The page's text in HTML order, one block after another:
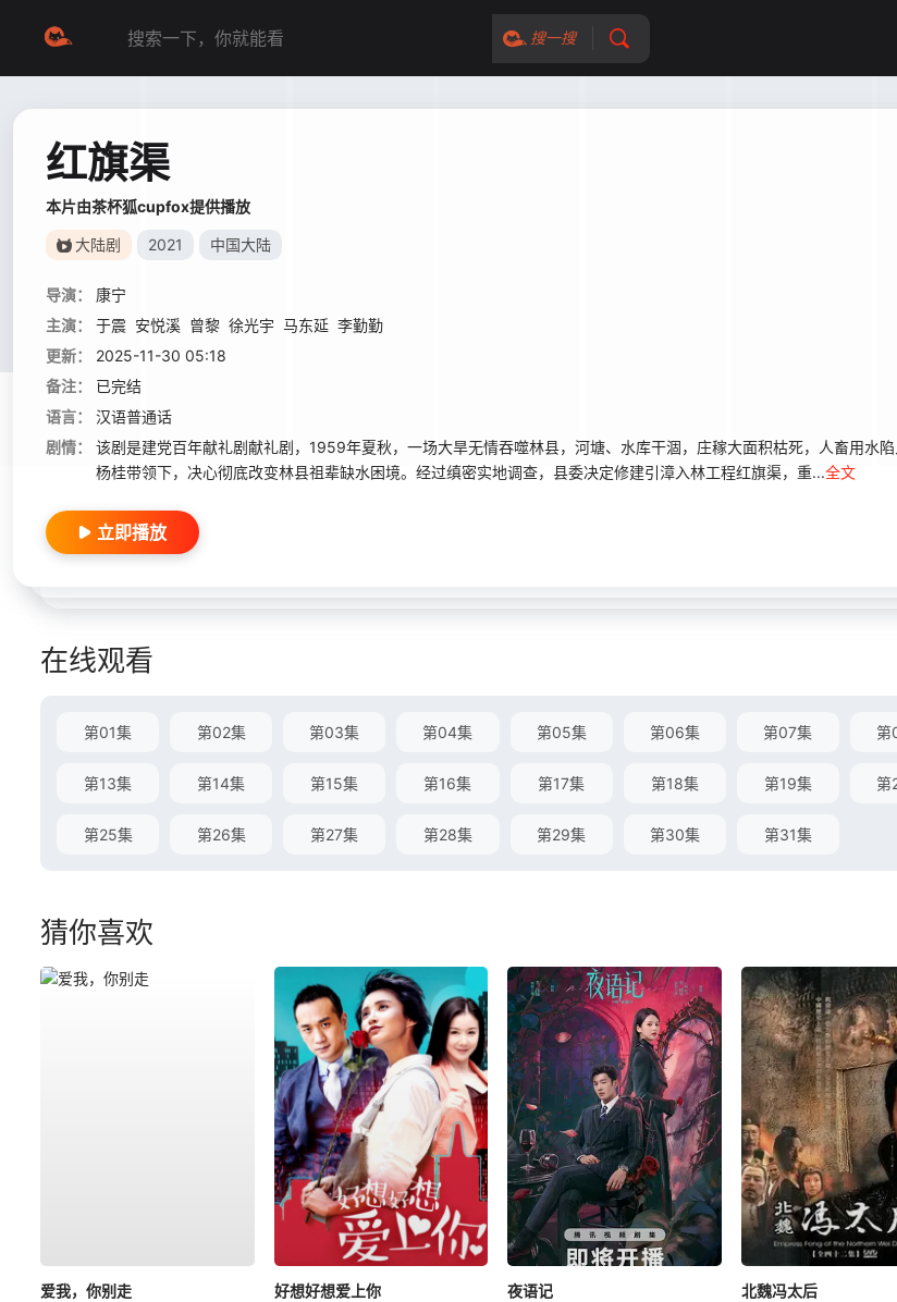
搜一搜
红旗渠
本片由茶杯狐cupfox提供播放
大陆剧 2021 中国大陆
导演：
康宁
主演：
于震 安悦溪 曾黎 徐光宇 马东延 李勤勤
更新：
2025-11-30 05:18
备注：
已完结
语言：
汉语普通话
剧情：
该剧是建党百年献礼剧献礼剧，1959年夏秋，一场大旱无情吞噬林县，河塘、水库干涸，庄稼大面积枯死，人畜用水
杨桂带领下，决心彻底改变林县祖辈缺水困境。经过缜密实地调查，县委决定修建引漳入林工程红旗渠，重...全文
立即播放
在线观看
第01集 第02集 第03集 第04集 第05集 第06集 第07集 第
第13集 第14集 第15集 第16集 第17集 第18集 第19集 第
第25集 第26集 第27集 第28集 第29集 第30集 第31集
猜你喜欢
爱我，你别走
好想好想爱上你
夜语记
北魏冯太后